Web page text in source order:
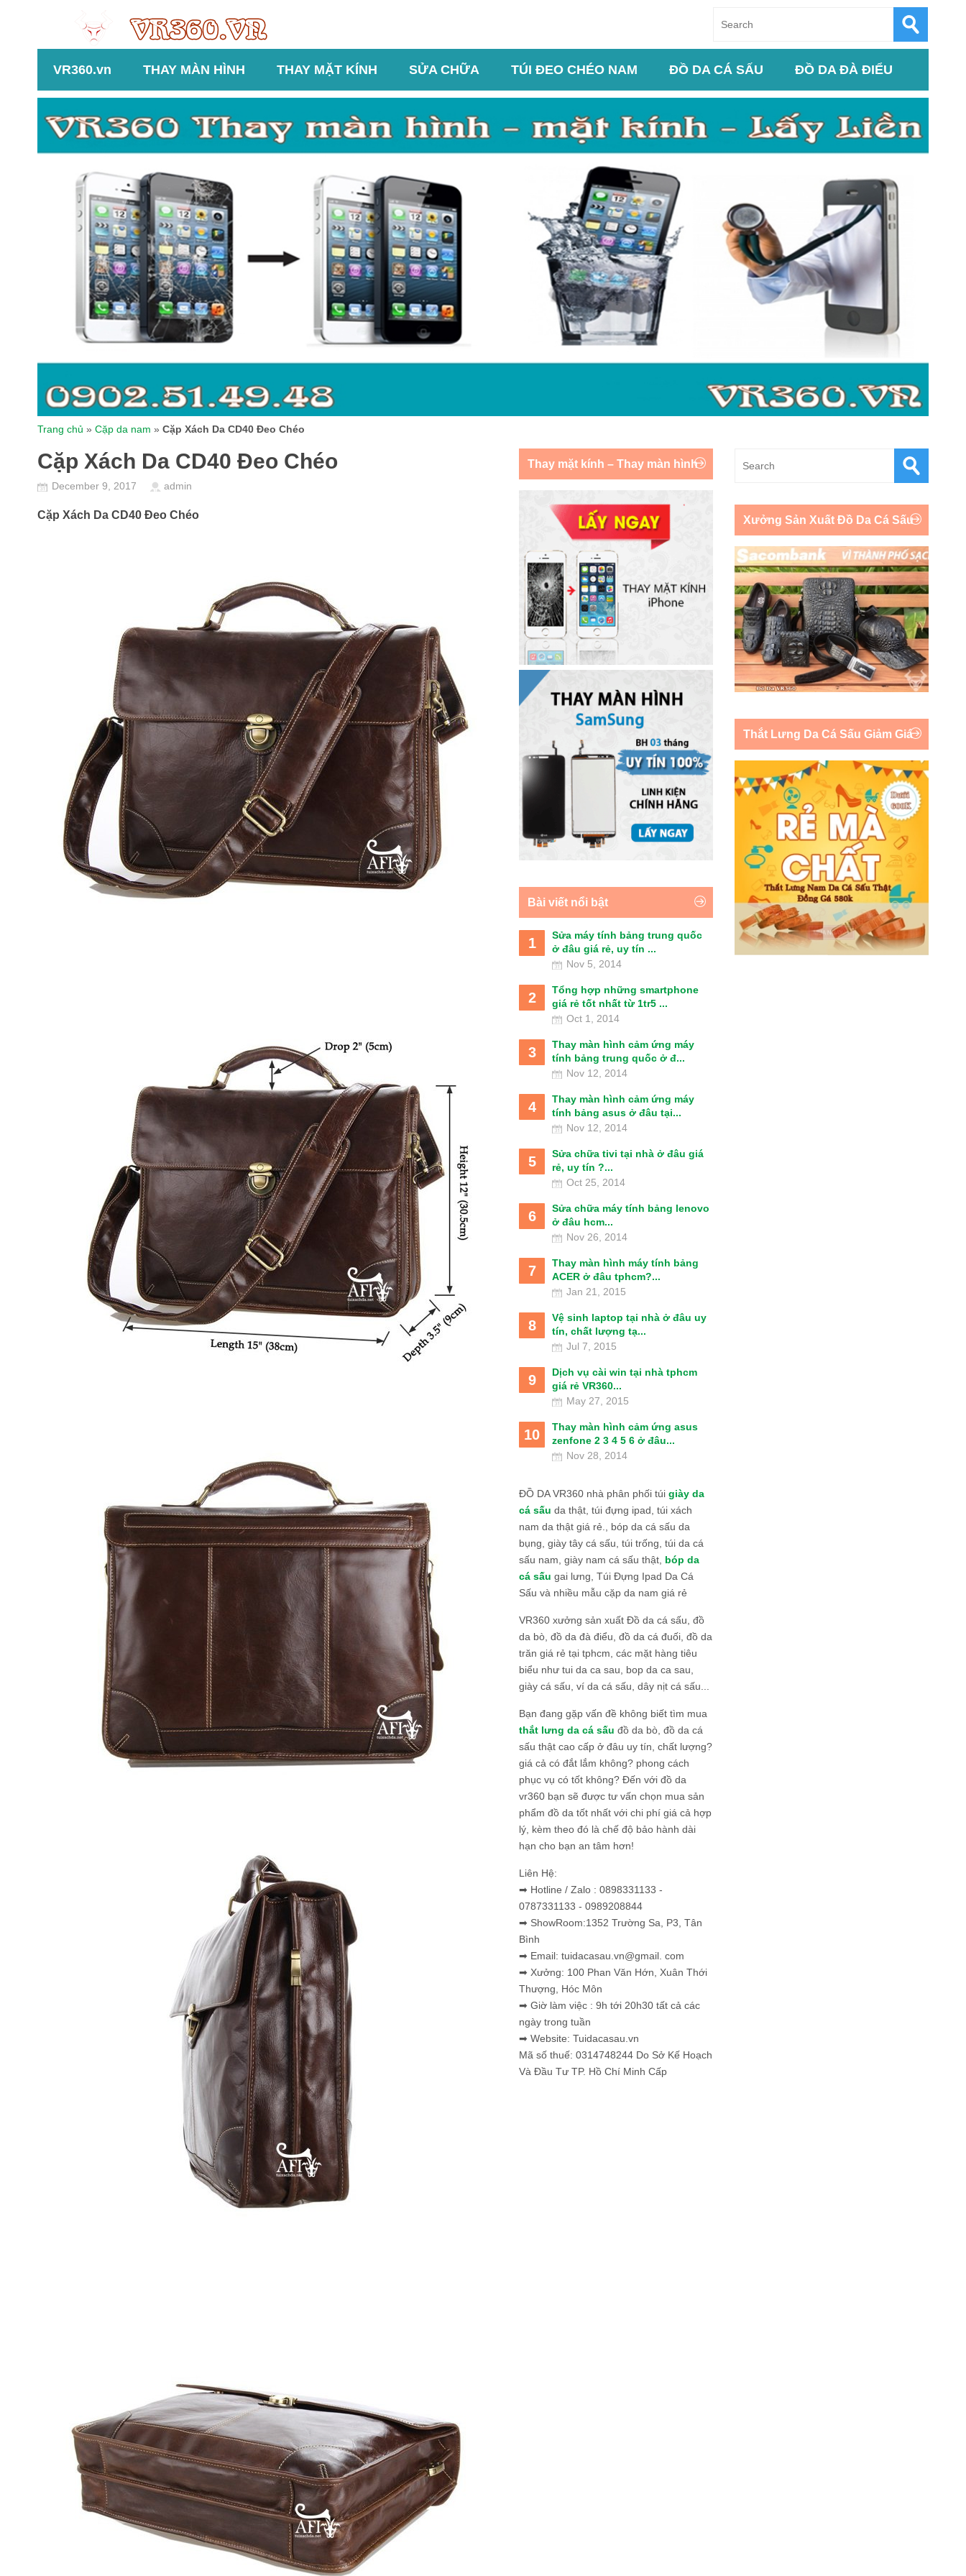
VR360.vn THAY MÀN HÌNH THAY MẶT KÍNH SỬA CHỮA TÚI ĐEO CHÉO NAM ĐỒ DA CÁ SẤU ĐỒ DA ĐÀ ĐIỂU
Trang chủ » Cặp da nam » Cặp Xách Da CD40 Đeo Chéo
Cặp Xách Da CD40 Đeo Chéo
December 9, 2017 admin
Cặp Xách Da CD40 Đeo Chéo
Thay mặt kính – Thay màn hình
Bài viết nổi bật
1
Sửa máy tính bảng trung quốc
ở đâu giá rẻ, uy tín ...
Nov 5, 2014
2
Tổng hợp những smartphone
giá rẻ tốt nhất từ 1tr5 ...
Oct 1, 2014
3
Thay màn hình cảm ứng máy
tính bảng trung quốc ở đ...
Nov 12, 2014
4
Thay màn hình cảm ứng máy
tính bảng asus ở đâu tại...
Nov 12, 2014
5
Sửa chữa tivi tại nhà ở đâu giá
rẻ, uy tín ?...
Oct 25, 2014
6
Sửa chữa máy tính bảng lenovo
ở đâu hcm...
Nov 26, 2014
7
Thay màn hình máy tính bảng
ACER ở đâu tphcm?...
Jan 21, 2015
8
Vệ sinh laptop tại nhà ở đâu uy
tín, chất lượng tạ...
Jul 7, 2015
9
Dịch vụ cài win tại nhà tphcm
giá rẻ VR360...
May 27, 2015
10
Thay màn hình cảm ứng asus
zenfone 2 3 4 5 6 ở đâu...
Nov 28, 2014
ĐỒ DA VR360 nhà phân phối túi giày da
cá sấu da thật, túi đựng ipad, túi xách
nam da thật giá rẻ., bóp da cá sấu da
bụng, giày tây cá sấu, túi trống, túi da cá
sấu nam, giày nam cá sấu thật, bóp da
cá sấu gai lưng, Túi Đựng Ipad Da Cá
Sấu và nhiều mẫu cặp da nam giá rẻ
VR360 xưởng sản xuất Đồ da cá sấu, đồ
da bò, đồ da đà điểu, đồ da cá đuối, đồ da
trăn giá rẻ tại tphcm, các mặt hàng tiêu
biểu như tui da ca sau, bop da ca sau,
giày cá sấu, ví da cá sấu, dây nịt cá sấu...
Bạn đang gặp vấn đề không biết tìm mua
thắt lưng da cá sấu đồ da bò, đồ da cá
sấu thật cao cấp ở đâu uy tín, chất lượng?
giá cả có đắt lắm không? phong cách
phục vụ có tốt không? Đến với đồ da
vr360 bạn sẽ được tư vấn chọn mua sản
phẩm đồ da tốt nhất với chi phí giá cả hợp
lý, kèm theo đó là chế độ bảo hành dài
hạn cho bạn an tâm hơn!
Liên Hệ:
➡ Hotline / Zalo : 0898331133 -
0787331133 - 0989208844
➡ ShowRoom:1352 Trường Sa, P3, Tân
Bình
➡ Email: tuidacasau.vn@gmail. com
➡ Xưởng: 100 Phan Văn Hớn, Xuân Thới
Thượng, Hóc Môn
➡ Giờ làm việc : 9h tới 20h30 tất cả các
ngày trong tuần
➡ Website: Tuidacasau.vn
Mã số thuế: 0314748244 Do Sở Kế Hoạch
Và Đầu Tư TP. Hồ Chí Minh Cấp
Xưởng Sản Xuất Đồ Da Cá Sấu
Thắt Lưng Da Cá Sấu Giảm Giá